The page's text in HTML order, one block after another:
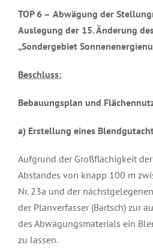
TOP 6 – Abwägung der
Auslegung der 15. Änderung
„Sondergebiet
Beschluss:
Bebauungsplan und
a) Erstellung eines
Aufgrund der Großflächigkeit
Abstandes von knapp 100 m
Nr. 23a und der
der Planverfasser (Bartsch) zur
des Abwägungsmaterials ein
zu lassen.